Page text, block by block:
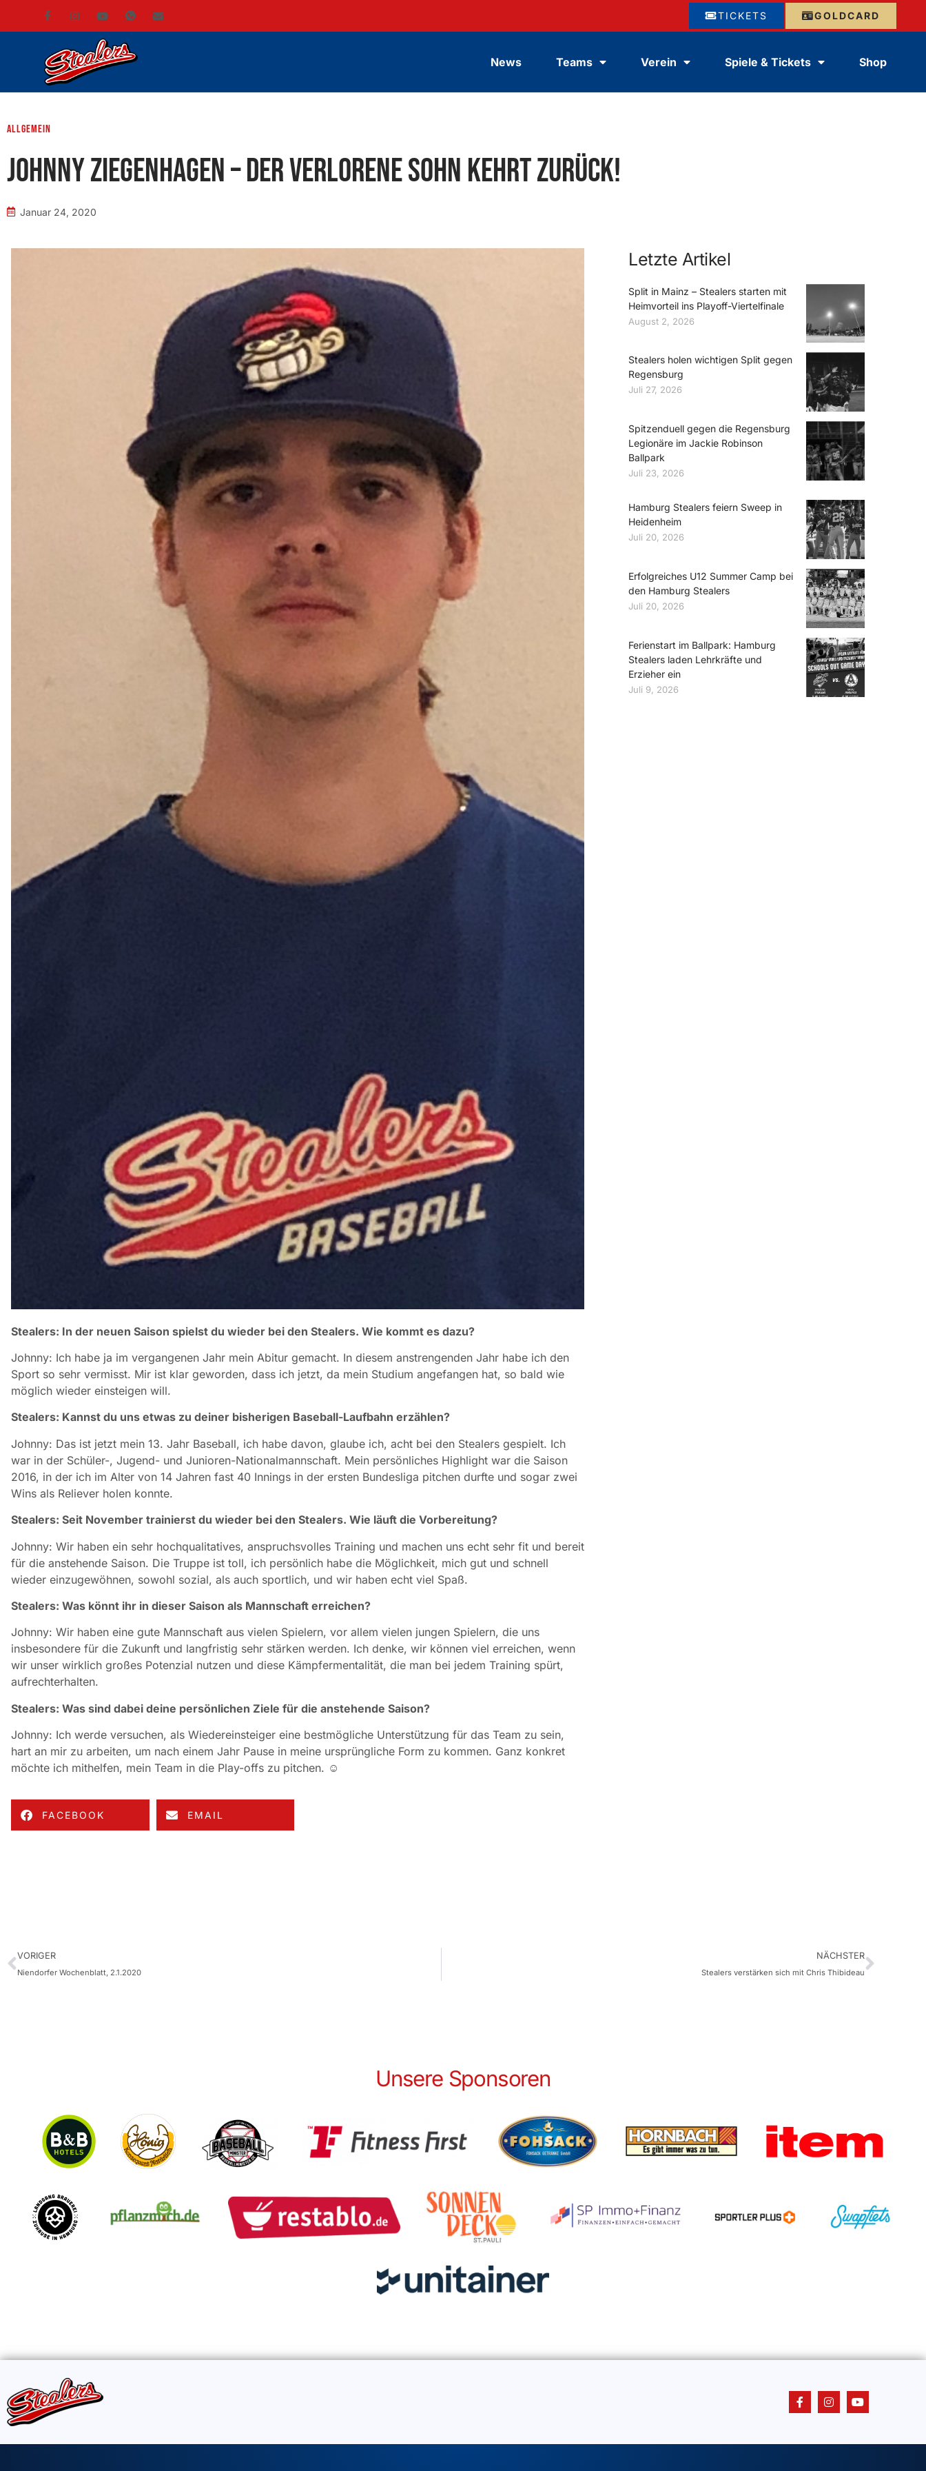
GOLDCARD
TICKETS
News Teams Verein Spiele & Tickets Shop
Allgemein
Johnny Ziegenhagen – Der verlorene Sohn kehrt zurück!
Januar 24, 2020
Stealers: In der neuen Saison spielst du wieder bei den Stealers. Wie kommt es dazu?
Johnny: Ich habe ja im vergangenen Jahr mein Abitur gemacht. In diesem anstrengenden Jahr habe ich den
Sport so sehr vermisst. Mir ist klar geworden, dass ich jetzt, da mein Studium angefangen hat, so bald wie
möglich wieder einsteigen will.
Stealers: Kannst du uns etwas zu deiner bisherigen Baseball-Laufbahn erzählen?
Johnny: Das ist jetzt mein 13. Jahr Baseball, ich habe davon, glaube ich, acht bei den Stealers gespielt. Ich
war in der Schüler-, Jugend- und Junioren-Nationalmannschaft. Mein persönliches Highlight war die Saison
2016, in der ich im Alter von 14 Jahren fast 40 Innings in der ersten Bundesliga pitchen durfte und sogar zwei
Wins als Reliever holen konnte.
Stealers: Seit November trainierst du wieder bei den Stealers. Wie läuft die Vorbereitung?
Johnny: Wir haben ein sehr hochqualitatives, anspruchsvolles Training und machen uns echt sehr fit und bereit
für die anstehende Saison. Die Truppe ist toll, ich persönlich habe die Möglichkeit, mich gut und schnell
wieder einzugewöhnen, sowohl sozial, als auch sportlich, und wir haben echt viel Spaß.
Stealers: Was könnt ihr in dieser Saison als Mannschaft erreichen?
Johnny: Wir haben eine gute Mannschaft aus vielen Spielern, vor allem vielen jungen Spielern, die uns
insbesondere für die Zukunft und langfristig sehr stärken werden. Ich denke, wir können viel erreichen, wenn
wir unser wirklich großes Potenzial nutzen und diese Kämpfermentalität, die man bei jedem Training spürt,
aufrechterhalten.
Stealers: Was sind dabei deine persönlichen Ziele für die anstehende Saison?
Johnny: Ich werde versuchen, als Wiedereinsteiger eine bestmögliche Unterstützung für das Team zu sein,
hart an mir zu arbeiten, um nach einem Jahr Pause in meine ursprüngliche Form zu kommen. Ganz konkret
möchte ich mithelfen, mein Team in die Play-offs zu pitchen. ☺
FACEBOOK EMAIL
Letzte Artikel
Split in Mainz – Stealers starten mit
Heimvorteil ins Playoff-Viertelfinale
August 2, 2026
Stealers holen wichtigen Split gegen
Regensburg
Juli 27, 2026
Spitzenduell gegen die Regensburg
Legionäre im Jackie Robinson
Ballpark
Juli 23, 2026
Hamburg Stealers feiern Sweep in
Heidenheim
Juli 20, 2026
Erfolgreiches U12 Summer Camp bei
den Hamburg Stealers
Juli 20, 2026
Ferienstart im Ballpark: Hamburg
Stealers laden Lehrkräfte und
Erzieher ein
Juli 9, 2026
VORIGER
Niendorfer Wochenblatt, 2.1.2020
NÄCHSTER
Stealers verstärken sich mit Chris Thibideau
Unsere Sponsoren